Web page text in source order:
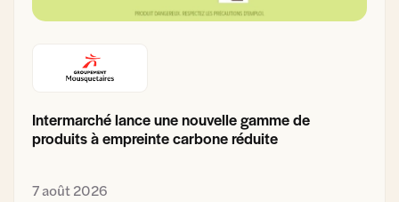
Intermarché lance une nouvelle gamme de
produits à empreinte carbone réduite
7 août 2026